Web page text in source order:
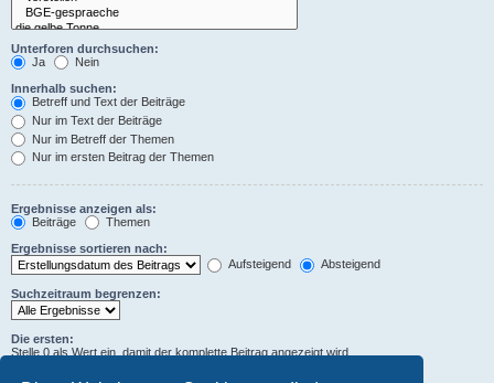
Unterforen durchsuchen:
Ja
Nein
Innerhalb suchen:
Betreff und Text der Beiträge
Nur im Text der Beiträge
Nur im Betreff der Themen
Nur im ersten Beitrag der Themen
Ergebnisse anzeigen als:
Beiträge
Themen
Ergebnisse sortieren nach:
Aufsteigend
Absteigend
Suchzeitraum begrenzen:
Die ersten:
Stelle 0 als Wert ein, damit der komplette Beitrag angezeigt wird.